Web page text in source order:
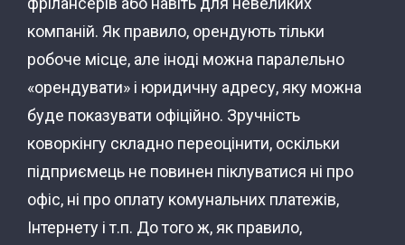
компаній. Як правило, орендують тільки
робоче місце, але іноді можна паралельно
«орендувати» і юридичну адресу, яку можна
буде показувати офіційно. Зручність
коворкінгу складно переоцінити, оскільки
підприємець не повинен піклуватися ні про
офіс, ні про оплату комунальних платежів,
Інтернету і т.п. До того ж, як правило,